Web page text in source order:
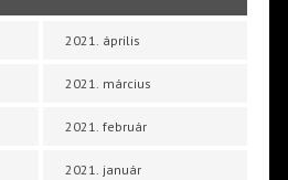
2021. április
2021. március
2021. február
2021. január